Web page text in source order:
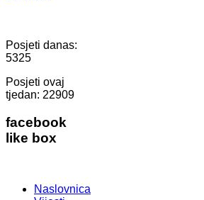
Posjeti danas:
5325
Posjeti ovaj
tjedan: 22909
facebook
like box
Naslovnica